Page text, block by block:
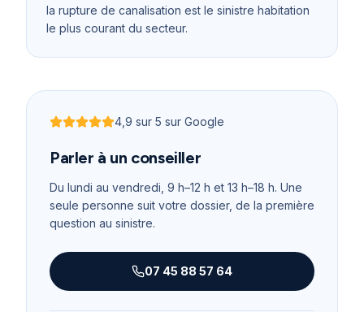
la rupture de canalisation est le sinistre habitation
le plus courant du secteur.
Noté4,9 sur 5
4,9 sur 5 sur Google
Parler à un conseiller
Du lundi au vendredi, 9 h–12 h et 13 h–18 h. Une
seule personne suit votre dossier, de la première
question au sinistre.
07 45 88 57 64